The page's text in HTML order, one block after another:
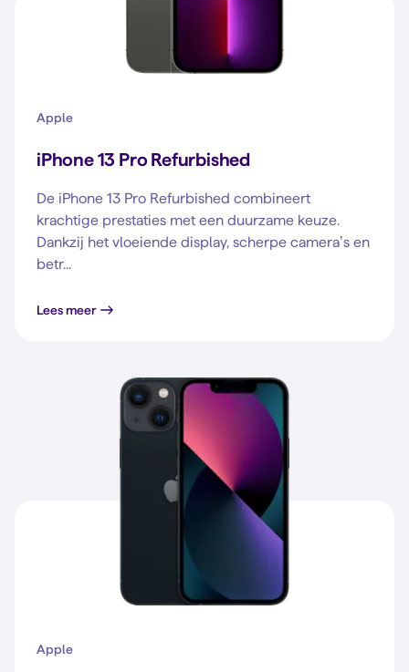
Apple
iPhone 13 Pro Refurbished
De iPhone 13 Pro Refurbished combineert
krachtige prestaties met een duurzame keuze.
Dankzij het vloeiende display, scherpe camera’s en
betr...
Lees meer
Apple